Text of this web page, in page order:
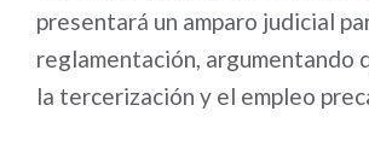
presentará un amparo judicial
reglamentación, argumentando
la tercerización y el empleo